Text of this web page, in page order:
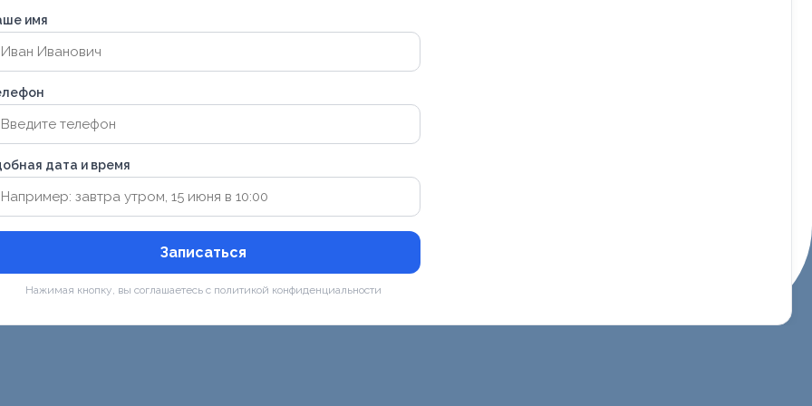
имя
дата и время
Записаться
Нажимая кнопку, вы соглашаетесь с политикой конфиденциальности